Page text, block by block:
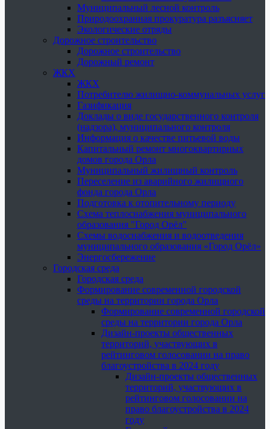
Муниципальный лесной контроль
Природоохранная прокуратура разъясняет
Экологические отряды
Дорожное строительство
Дорожное строительство
Дорожный ремонт
ЖКХ
ЖКХ
Потребителю жилищно-коммунальных услуг
Газификация
Доклады о виде государственного контроля
(надзора), муниципального контроля
Информация о качестве питьевой воды
Капитальный ремонт многоквартирных
домов города Орла
Муниципальный жилищный контроль
Переселение из аварийного жилищного
фонда города Орла
Подготовка к отопительному периоду
Схема теплоснабжения муниципального
образования "Город Орёл"
Схемы водоснабжения и водоотведения
муниципального образования «Город Орёл»
Энергосбережение
Городская среда
Городская среда
Формирование современной городской
среды на территории города Орла
Формирование современной городской
среды на территории города Орла
Дизайн-проекты общественных
территорий, участвующих в
рейтинговом голосовании на право
благоустройства в 2024 году
Дизайн-проекты общественных
территорий, участвующих в
рейтинговом голосовании на
право благоустройства в 2024
году